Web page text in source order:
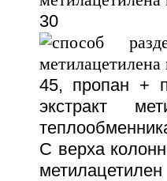
30 +
45, пропан +
экстракт
С верха